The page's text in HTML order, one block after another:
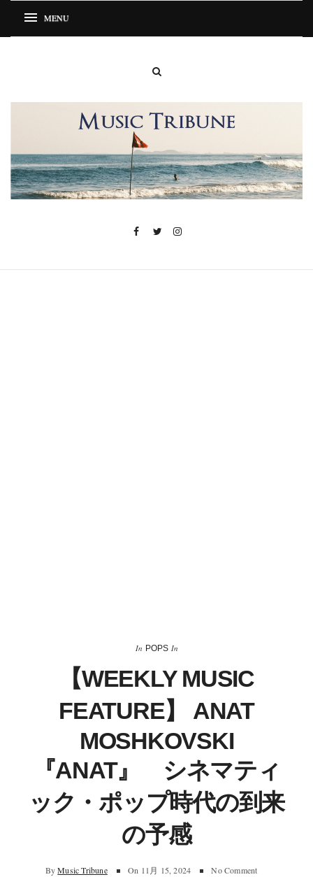
In POPS In
【WEEKLY MUSIC
FEATURE】 ANAT
MOSHKOVSKI
『ANAT』 シネマティ
ック・ポップ時代の到来
の予感
By Music Tribune On 11月 15, 2024 No Comment